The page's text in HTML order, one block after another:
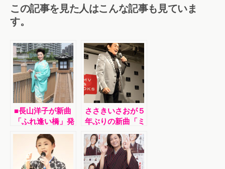
この記事を見た人はこんな記事も見ていま
す。
■長山洋子が新曲
「ふれ逢い橋」発
売記念イベント。
舞台の「小名木
川」を訪れ、ヒッ
トに意欲を
ささきいさおが５
年ぶりの新曲「ミ
ッドナイトデカレ
ンジャー～」発売
記念イベント